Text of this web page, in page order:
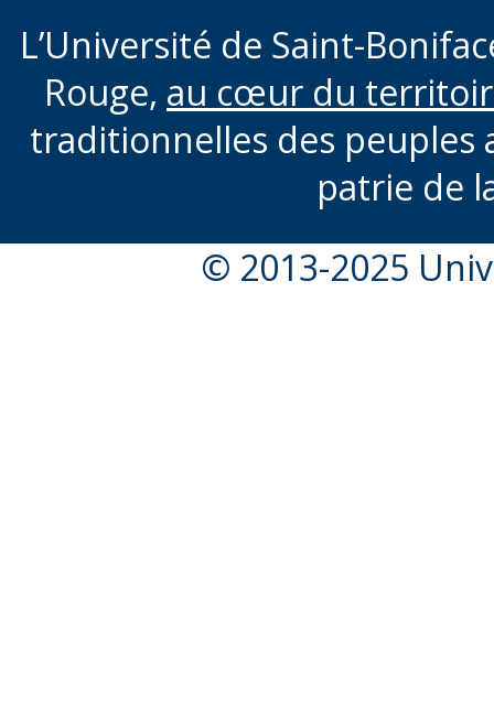
L’Université de Saint-
Rouge, au cœur du
traditionnelles des peuples
patrie de
© 2013-2025